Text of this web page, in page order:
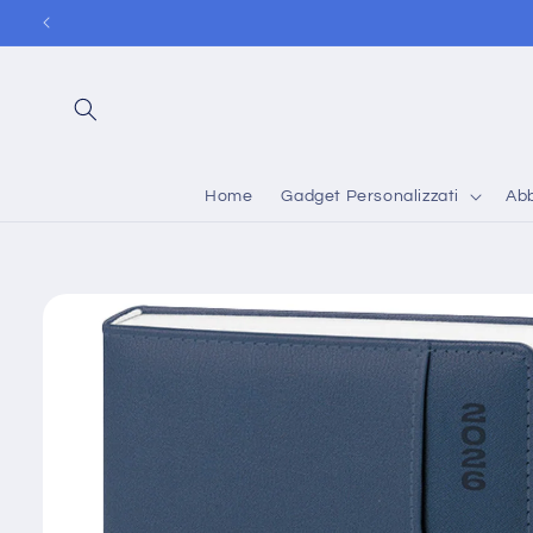
direttamente
ai contenuti
Home Gadget Personalizzati
informazioni
sul prodotto